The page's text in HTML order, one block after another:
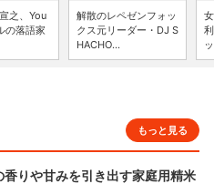
之、You
の落語家
解散のレペゼンフォッ
クス元リーダー・DJ S
HACHO...
もっと見る
りや甘みを引き出す家庭用精米